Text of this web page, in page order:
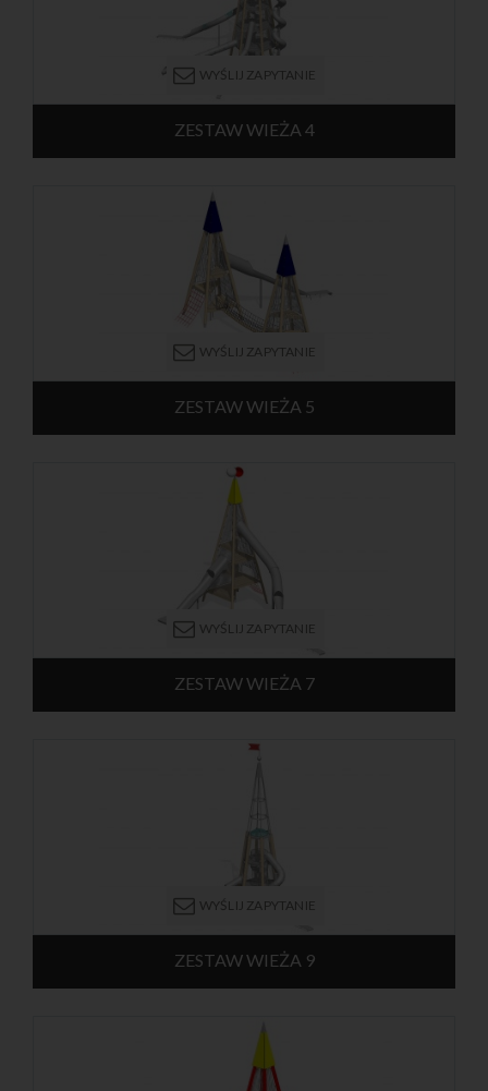
ZESTAW WIEŻA 4
lub modrzewia klejonego. Całość wieży otoczona jest ochronną
kratą, a wewnątrz znajdują się spiralne schody. Na szczycie wieży
umieszczony jest ozdobny wiatrowskaz. Na czwartej kondygnacji
znajduje się balkon widokowy. Urządzenie przeznaczone jest dla
dzieci od 6 lat.
WYŚLIJ ZAPYTANIE
ZESTAW WIEŻA 5
składa się ze słupów wykonanych ze stali galwanizowanej lub
modrzewia klejonego. Wieże są otoczone ochronnymi kratami.
Wewnątrz znajdują się drabinki umożliwiające wchodzenie na
WYŚLIJ ZAPYTANIE
ZESTAW WIEŻA 7
słupów wykonanych ze stali galwanizowanej lub modrzewia
WYŚLIJ ZAPYTANIE
ZESTAW WIEŻA 9
osłonięte stalowymi panelami. Z drugiego poziomu można
zjechać zjeżdżalnią łukową, a z pierwszego poziomu można
zjechać zjeżdżalnią prostą. Wewnątrz konstrukcji znajdują się
spiralne schody, które prowadzą na każdy poziom wieży.
WYŚLIJ ZAPYTANIE